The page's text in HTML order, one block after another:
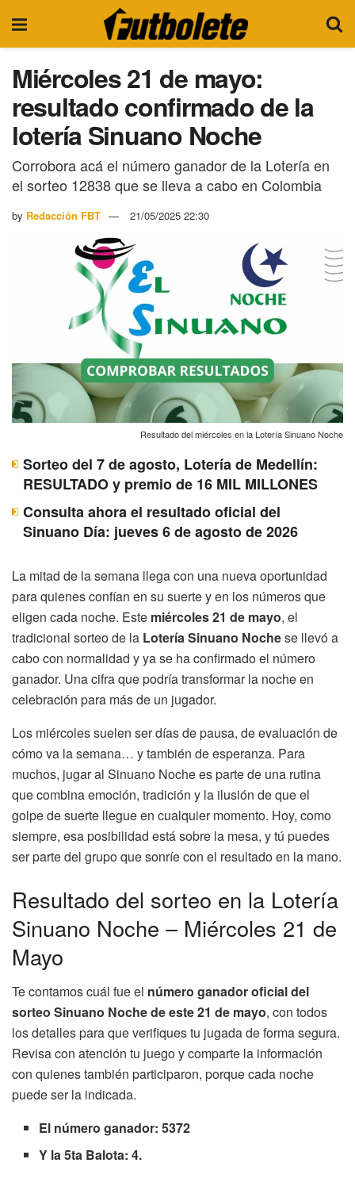
Miércoles 21 de mayo:
resultado confirmado de la
lotería Sinuano Noche
Corrobora acá el número ganador de la Lotería en
el sorteo 12838 que se lleva a cabo en Colombia
by Redacción FBT 21/05/2025 22:30
Resultado del miércoles en la Lotería Sinuano Noche
Sorteo del 7 de agosto, Lotería de Medellín:
RESULTADO y premio de 16 MIL MILLONES
Consulta ahora el resultado oficial del
Sinuano Día: jueves 6 de agosto de 2026
La mitad de la semana llega con una nueva oportunidad
para quienes confían en su suerte y en los números que
eligen cada noche. Este miércoles 21 de mayo, el
tradicional sorteo de la Lotería Sinuano Nochese llevó a
cabo con normalidad y ya se ha confirmado el número
ganador. Una cifra que podría transformar la noche en
celebración para más de un jugador.
Los miércoles suelen ser días de pausa, de evaluación de
cómo va la semana… y también de esperanza. Para
muchos, jugar al Sinuano Noche es parte de una rutina
que combina emoción, tradición y la ilusión de que el
golpe de suerte llegue en cualquier momento. Hoy, como
siempre, esa posibilidad está sobre la mesa, y tú puedes
ser parte del grupo que sonríe con el resultado en la mano.
Resultado del sorteo en la Lotería
Sinuano Noche – Miércoles 21 de
Mayo
Te contamos cuál fue el número ganador oficial del
sorteo Sinuano Noche de este 21 de mayo, con todos
los detalles para que verifiques tu jugada de forma segura.
Revisa con atención tu juego y comparte la información
con quienes también participaron, porque cada noche
puede ser la indicada.
El número ganador: 5372
Y la 5ta Balota: 4.